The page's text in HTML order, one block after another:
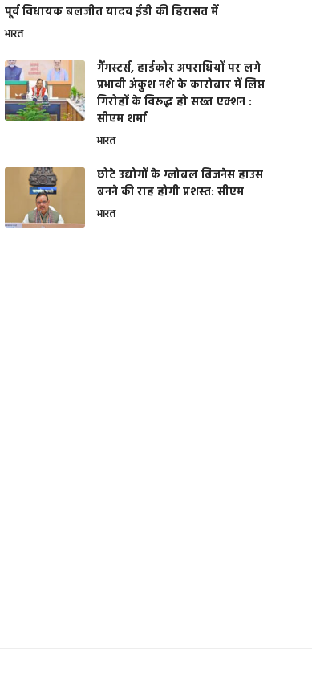
पूर्व विधायक बलजीत यादव ईडी की हिरासत में
भारत
गैंगस्टर्स, हार्डकोर अपराधियों पर लगे
प्रभावी अंकुश नशे के कारोबार में लिप्त
गिरोहों के विरूद्ध हो सख्त एक्शन :
सीएम शर्मा
भारत
छोटे उद्योगों के ग्लोबल बिजनेस हाउस
बनने की राह होगी प्रशस्त: सीएम
भारत